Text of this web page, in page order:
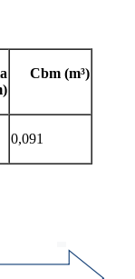
Cbm (m³)
0,091